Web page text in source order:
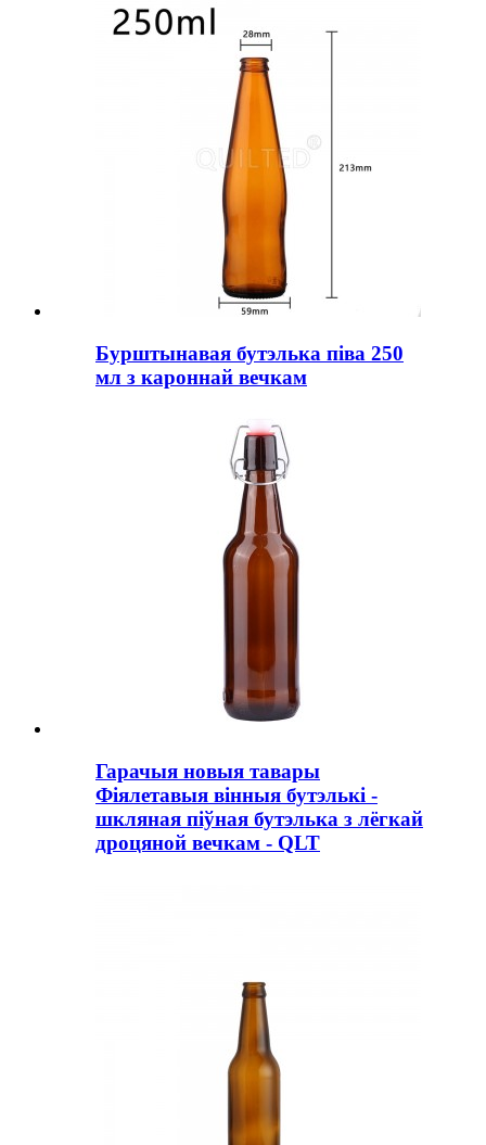
Бурштынавая бутэлька піва 250
мл з кароннай вечкам
Гарачыя новыя тавары
Фіялетавыя вінныя бутэлькі -
шкляная піўная бутэлька з лёгкай
дроцяной вечкам - QLT